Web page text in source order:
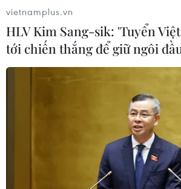
vietnamplus.vn
HLV Kim Sang-sik: 'Tuyển
tới chiến thắng để giữ ngôi